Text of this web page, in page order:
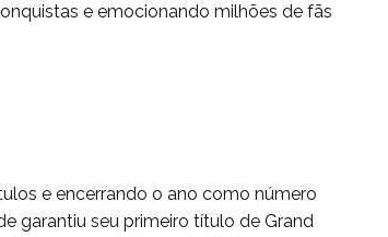
e emocionando milhões de fãs
e encerrando o ano como número
garantiu seu primeiro título de Grand